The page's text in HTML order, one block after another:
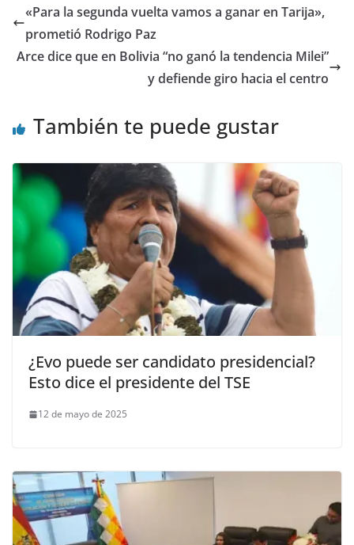
«Para la segunda vuelta vamos a ganar en Tarija»,
prometió Rodrigo Paz
Arce dice que en Bolivia “no ganó la tendencia Milei”
y defiende giro hacia el centro
También te puede gustar
¿Evo puede ser candidato presidencial?
Esto dice el presidente del TSE
12 de mayo de 2025